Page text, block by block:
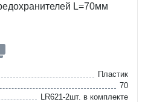
L=70мм
Пластик
70
LR621-2шт. в комплекте